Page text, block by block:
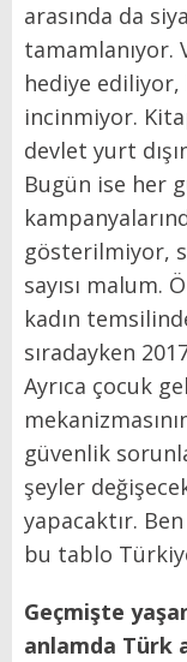
arasında da
tamamlanıyor.
hediye ediliyor,
incinmiyor.
devlet yurt
Bugün ise her
gösterilmiyor,
sayısı malum.
kadın
sıradayken
Ayrıca çocuk
güvenlik
şeyler
yapacaktır.
bu tablo
Geçmişte
anlamda Türk